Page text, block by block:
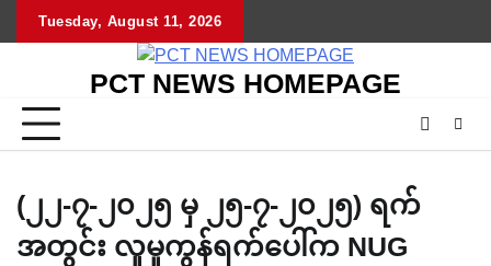
Tuesday, August 11, 2026
PCT NEWS HOMEPAGE
(၂၂-၇-၂၀၂၅ မှ ၂၅-၇-၂၀၂၅) ရက်
အတွင်း လူမှုကွန်ရက်ပေါ်က NUG